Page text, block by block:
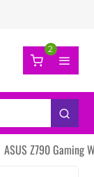
2
ASUS Z790 Gaming